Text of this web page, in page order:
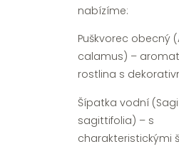
nabízíme:
Puškvorec obecný
calamus) –
rostlina s
Šípatka vodní
sagittifolia) – s
charakteristickými